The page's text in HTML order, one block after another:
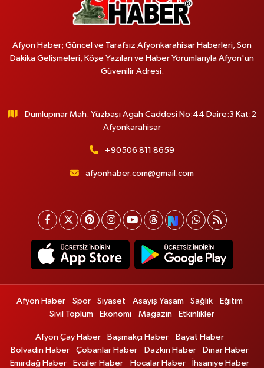
Afyon Haber; Güncel ve Tarafsız Afyonkarahisar Haberleri, Son
Dakika Gelişmeleri, Köşe Yazıları ve Haber Yorumlarıyla Afyon'un
Güvenilir Adresi.
Dumlupınar Mah. Yüzbaşı Agah Caddesi No:44 Daire:3 Kat:2
Afyonkarahisar
+90506 811 8659
afyonhaber.com@gmail.com
Afyon Haber Spor Siyaset Asayiş Yaşam Sağlık
Eğitim
Sivil Toplum
Ekonomi Magazin Etkinlikler
Afyon Çay Haber Başmakçı Haber
Bayat Haber
Bolvadin Haber
Çobanlar Haber Dazkırı Haber
Dinar Haber
Emirdağ Haber
Evciler Haber Hocalar Haber İhsaniye Haber